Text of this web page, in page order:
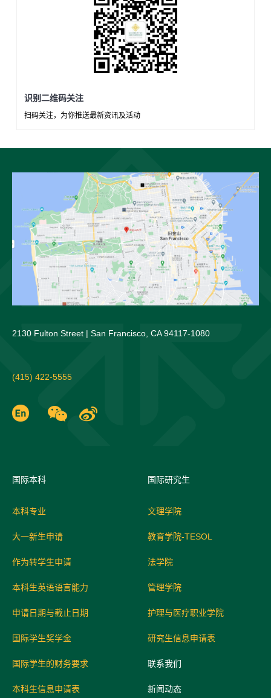
识别二维码关注
扫码关注，为你推送最新资讯及活动
2130 Fulton Street | San Francisco, CA 94117-1080
(415) 422-5555
国际本科
本科专业
大一新生申请
作为转学生申请
本科生英语语言能力
申请日期与截止日期
国际学生奖学金
国际学生的财务要求
本科生信息申请表
国际研究生
文理学院
教育学院-TESOL
法学院
管理学院
护理与医疗职业学院
研究生信息申请表
联系我们
新闻动态